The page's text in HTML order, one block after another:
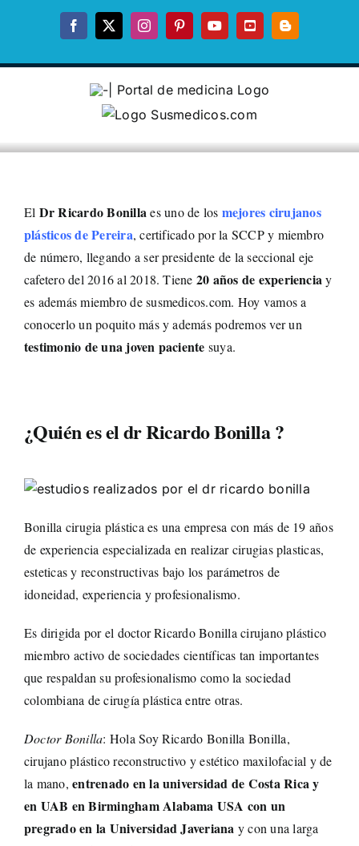
Facebook
X InstagramPinterestYouTubeYouTubeBlogger
El Dr Ricardo Bonillaes uno de los mejores cirujanos
plásticos de Pereira, certificado por la SCCP y miembro
de número, llegando a ser presidente de la seccional eje
cafetero del 2016 al 2018. Tiene 20 años de experienciay
es además miembro de susmedicos.com. Hoy vamos a
conocerlo un poquito más y además podremos ver un
testimonio de una joven paciente suya.
¿Quién es el dr Ricardo Bonilla ?
Bonilla cirugia plástica es una empresa con más de 19 años
de experiencia especializada en realizar cirugias plasticas,
esteticas y reconstructivas bajo los parámetros de
idoneidad, experiencia y profesionalismo.
Es dirigida por el doctor Ricardo Bonilla cirujano plástico
miembro activo de sociedades científicas tan importantes
que respaldan su profesionalismo como la sociedad
colombiana de cirugía plástica entre otras.
Doctor Bonilla: Hola Soy Ricardo Bonilla Bonilla,
cirujano plástico reconstructivo y estético maxilofacial y de
la mano,entrenado en la universidad de Costa Rica y
en UAB en Birmingham Alabama USA con un
pregrado en la Universidad Javeriana y con una larga